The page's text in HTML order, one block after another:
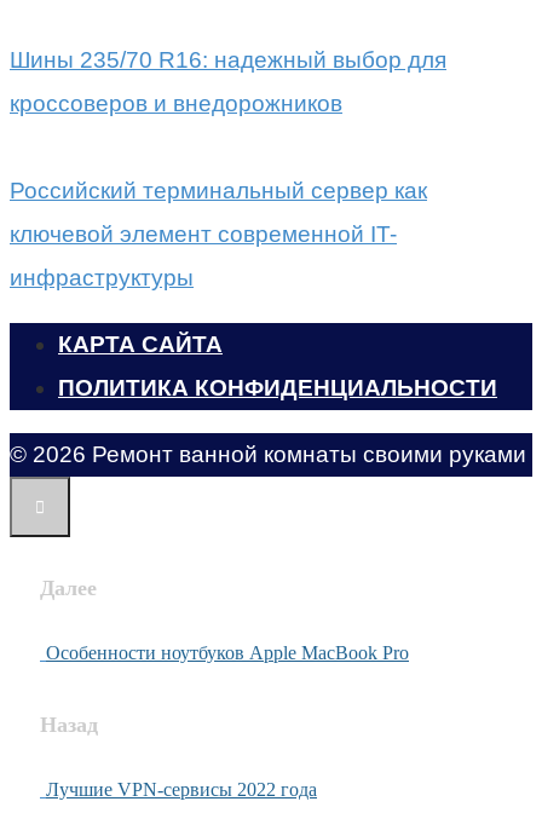
Шины 235/70 R16: надежный выбор для
кроссоверов и внедорожников
Российский терминальный сервер как
ключевой элемент современной IT-
инфраструктуры
КАРТА САЙТА
ПОЛИТИКА КОНФИДЕНЦИАЛЬНОСТИ
© 2026 Ремонт ванной комнаты своими руками
Далее
Особенности ноутбуков Apple MacBook Pro
Назад
Лучшие VPN-сервисы 2022 года